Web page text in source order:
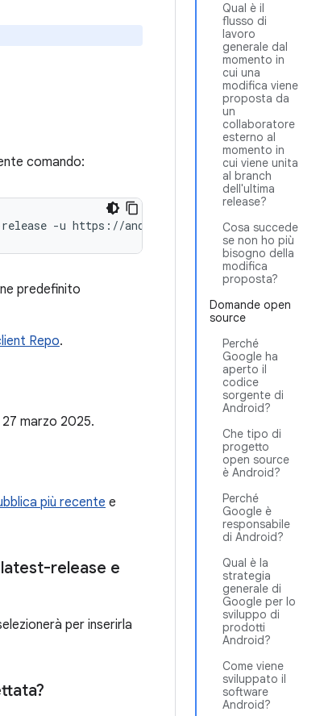
Qual è il
flusso di
lavoro
generale dal
momento in
cui una
modifica viene
proposta da
un
collaboratore
esterno al
momento in
cui viene unita
al branch
dell'ultima
release?
Cosa succede
se non ho più
bisogno della
modifica
proposta?
Domande open
source
Perché
Google ha
aperto il
codice
sorgente di
Android?
Che tipo di
progetto
open source
è Android?
Perché
Google è
responsabile
di Android?
Qual è la
strategia
generale di
Google per lo
sviluppo di
prodotti
Android?
Come viene
sviluppato il
software
Android?
comando:
-u https://android.googlesource.com/
predefinito
Repo.
marzo 2025.
più recente e
release e
per inserirla